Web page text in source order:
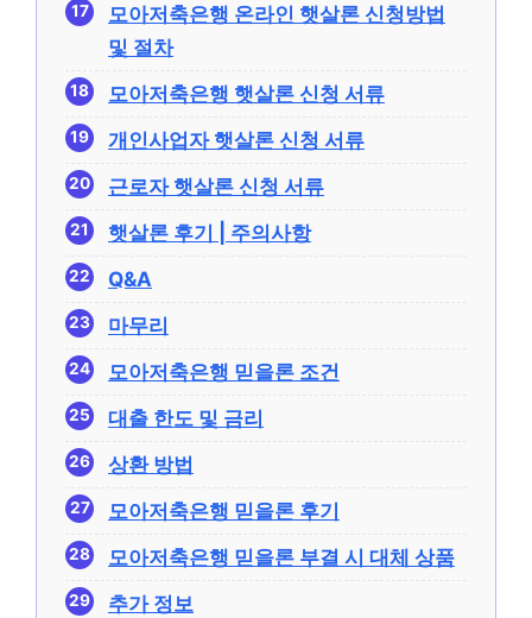
모아저축은행 온라인 햇살론 신청방법
및 절차
모아저축은행 햇살론 신청 서류
개인사업자 햇살론 신청 서류
근로자 햇살론 신청 서류
햇살론 후기 | 주의사항
Q&A
마무리
모아저축은행 믿을론 조건
대출 한도 및 금리
상환 방법
모아저축은행 믿을론 후기
모아저축은행 믿을론 부결 시 대체 상품
추가 정보